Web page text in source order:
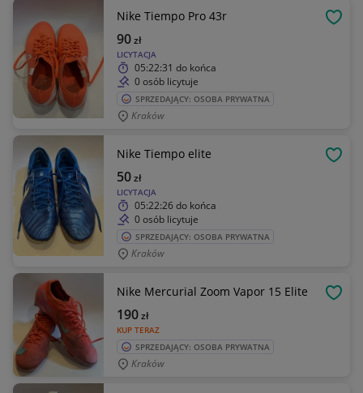
Nike Tiempo Pro 43r
LICYTACJA
90zł
05:22:31 do końca
0 osób licytuje
SPRZEDAJĄCY: OSOBA PRYWATNA
Kraków
Nike Tiempo elite
LICYTACJA
50zł
05:22:26do końca
0 osób licytuje
SPRZEDAJĄCY: OSOBA PRYWATNA
Kraków
Nike Mercurial Zoom Vapor 15 Elite
KUP TERAZ
190zł
SPRZEDAJĄCY: OSOBA PRYWATNA
Kraków